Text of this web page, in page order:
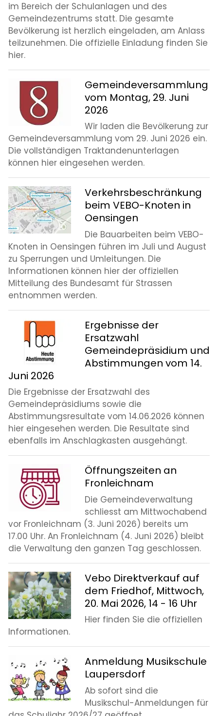
im Bereich der Schulanlagen und des
Gemeindezentrums statt. Die gesamte
Bevölkerung ist herzlich eingeladen, am Anlass
teilzunehmen. Die offizielle Einladung finden Sie
hier.
Gemeindeversammlung
vom Montag, 29. Juni
2026
Wir laden die Bevölkerung zur
Gemeindeversammlung vom 29. Juni 2026 ein.
Die vollständigen Traktandenunterlagen
können hier eingesehen werden.
Verkehrsbeschränkung
beim VEBO-Knoten in
Oensingen
Die Bauarbeiten beim VEBO-
Knoten in Oensingen führen im Juli und August
zu Sperrungen und Umleitungen. Die
Informationen können hier der offiziellen
Mitteilung des Bundesamt für Strassen
entnommen werden.
Ergebnisse der
Ersatzwahl
Gemeindepräsidium und
Abstimmungen vom 14.
Juni 2026
Die Ergebnisse der Ersatzwahl des
Gemeindepräsidiums sowie die
Abstimmungsresultate vom 14.06.2026 können
hier eingesehen werden. Die Resultate sind
ebenfalls im Anschlagkasten ausgehängt.
Öffnungszeiten an
Fronleichnam
Die Gemeindeverwaltung
schliesst am Mittwochabend
vor Fronleichnam (3. Juni 2026) bereits um
17.00 Uhr. An Fronleichnam (4. Juni 2026) bleibt
die Verwaltung den ganzen Tag geschlossen.
Vebo Direktverkauf auf
dem Friedhof, Mittwoch,
20. Mai 2026, 14 - 16 Uhr
Hier finden Sie die offiziellen
Informationen.
Anmeldung Musikschule
Laupersdorf
Ab sofort sind die
Musikschul-Anmeldungen für